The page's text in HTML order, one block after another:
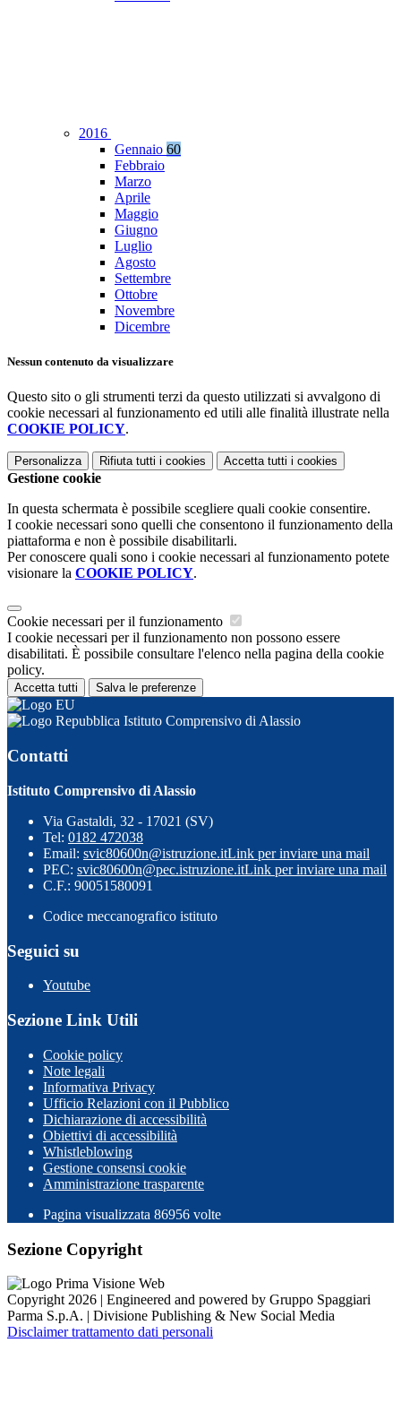
2016
Gennaio 60
Febbraio
Marzo
Aprile
Maggio
Giugno
Luglio
Agosto
Settembre
Ottobre
Novembre
Dicembre
Nessun contenuto da visualizzare
Questo sito o gli strumenti terzi da questo utilizzati si avvalgono di
cookie necessari al funzionamento ed utili alle finalità illustrate nella
COOKIE POLICY.
Personalizza Rifiuta tutti i cookies Accetta tutti i cookies
Gestione cookie
In questa schermata è possibile scegliere quali cookie consentire.
I cookie necessari sono quelli che consentono il funzionamento della
piattaforma e non è possibile disabilitarli.
Per conoscere quali sono i cookie necessari al funzionamento potete
visionare la COOKIE POLICY.
Cookie necessari per il funzionamento
I cookie necessari per il funzionamento non possono essere
disabilitati. È possibile consultare l'elenco nella pagina della cookie
policy.
Accetta tutti Salva le preferenze
Istituto Comprensivo di Alassio
Contatti
Istituto Comprensivo di Alassio
Via Gastaldi, 32 - 17021 (SV)
Tel: 0182 472038
Email: svic80600n@istruzione.itLink per inviare una mail
PEC: svic80600n@pec.istruzione.itLink per inviare una mail
C.F.: 90051580091
Codice meccanografico istituto
Seguici su
Youtube
Sezione Link Utili
Cookie policy
Note legali
Informativa Privacy
Ufficio Relazioni con il Pubblico
Dichiarazione di accessibilità
Obiettivi di accessibilità
Whistleblowing
Gestione consensi cookie
Amministrazione trasparente
Pagina visualizzata 86956 volte
Sezione Copyright
Copyright 2026 | Engineered and powered by Gruppo Spaggiari
Parma S.p.A. | Divisione Publishing & New Social Media
Disclaimer trattamento dati personali